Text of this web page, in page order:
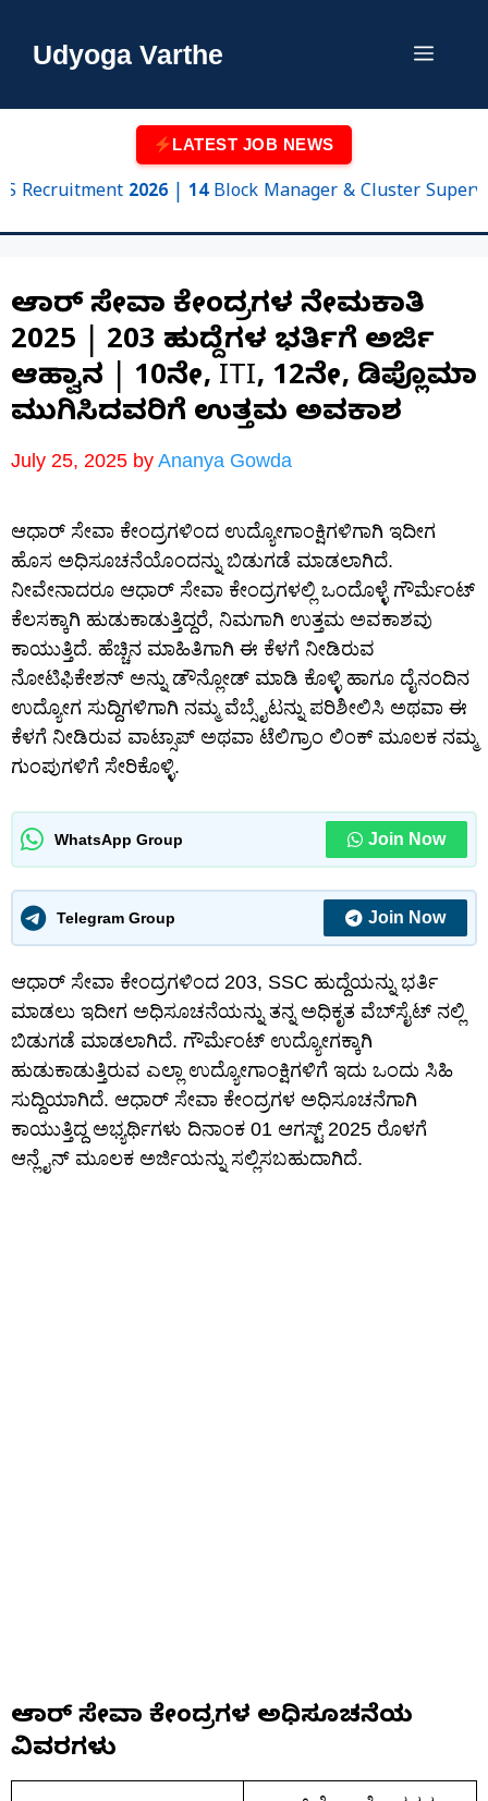
Udyoga Varthe Menu
LATEST JOB NEWS
2026 | 14 Block Manager & Cluster
ಆಧಾರ್ ಸೇವಾ ಕೇಂದ್ರಗಳ ನೇಮಕಾತಿ
2025 | 203 ಹುದ್ದೆಗಳ ಭರ್ತಿಗೆ ಅರ್ಜಿ
ಆಹ್ವಾನ | 10ನೇ, ITI, 12ನೇ, ಡಿಪ್ಲೊಮಾ
ಮುಗಿಸಿದವರಿಗೆ ಉತ್ತಮ ಅವಕಾಶ
July 25, 2025 by Ananya Gowda
ಆಧಾರ್ ಸೇವಾ ಕೇಂದ್ರಗಳಿಂದ ಉದ್ಯೋಗಾಂಕ್ಷಿಗಳಿಗಾಗಿ ಇದೀಗ
ಹೊಸ ಅಧಿಸೂಚನೆಯೊಂದನ್ನು ಬಿಡುಗಡೆ ಮಾಡಲಾಗಿದೆ.
ನೀವೇನಾದರೂ ಆಧಾರ್ ಸೇವಾ ಕೇಂದ್ರಗಳಲ್ಲಿ ಒಂದೊಳ್ಳೆ ಗೌರ್ಮೆಂಟ್
ಕೆಲಸಕ್ಕಾಗಿ ಹುಡುಕಾಡುತ್ತಿದ್ದರೆ, ನಿಮಗಾಗಿ ಉತ್ತಮ ಅವಕಾಶವು
ಕಾಯುತ್ತಿದೆ. ಹೆಚ್ಚಿನ ಮಾಹಿತಿಗಾಗಿ ಈ ಕೆಳಗೆ ನೀಡಿರುವ
ನೋಟಿಫಿಕೇಶನ್ ಅನ್ನು ಡೌನ್ಲೋಡ್ ಮಾಡಿ ಕೊಳ್ಳಿ ಹಾಗೂ ದೈನಂದಿನ
ಉದ್ಯೋಗ ಸುದ್ದಿಗಳಿಗಾಗಿ ನಮ್ಮ ವೆಬ್ಸೈಟನ್ನು ಪರಿಶೀಲಿಸಿ ಅಥವಾ ಈ
ಕೆಳಗೆ ನೀಡಿರುವ ವಾಟ್ಸಾಪ್ ಅಥವಾ ಟೆಲಿಗ್ರಾಂ ಲಿಂಕ್ ಮೂಲಕ ನಮ್ಮ
ಗುಂಪುಗಳಿಗೆ ಸೇರಿಕೊಳ್ಳಿ.
WhatsApp Group Join Now
Telegram Group Join Now
ಆಧಾರ್ ಸೇವಾ ಕೇಂದ್ರಗಳಿಂದ 203, SSC ಹುದ್ದೆಯನ್ನು ಭರ್ತಿ
ಮಾಡಲು ಇದೀಗ ಅಧಿಸೂಚನೆಯನ್ನು ತನ್ನ ಅಧಿಕೃತ ವೆಬ್‌ಸೈಟ್ ನಲ್ಲಿ
ಬಿಡುಗಡೆ ಮಾಡಲಾಗಿದೆ. ಗೌರ್ಮೆಂಟ್ ಉದ್ಯೋಗಕ್ಕಾಗಿ
ಹುಡುಕಾಡುತ್ತಿರುವ ಎಲ್ಲಾ ಉದ್ಯೋಗಾಂಕ್ಷಿಗಳಿಗೆ ಇದು ಒಂದು ಸಿಹಿ
ಸುದ್ದಿಯಾಗಿದೆ. ಆಧಾರ್ ಸೇವಾ ಕೇಂದ್ರಗಳ ಅಧಿಸೂಚನೆಗಾಗಿ
ಕಾಯುತ್ತಿದ್ದ ಅಭ್ಯರ್ಥಿಗಳು ದಿನಾಂಕ 01 ಆಗಸ್ಟ್ 2025 ರೊಳಗೆ
ಆನ್ಲೈನ್ ಮೂಲಕ ಅರ್ಜಿಯನ್ನು ಸಲ್ಲಿಸಬಹುದಾಗಿದೆ.
ಆಧಾರ್ ಸೇವಾ ಕೇಂದ್ರಗಳ ಅಧಿಸೂಚನೆಯ
ವಿವರಗಳು